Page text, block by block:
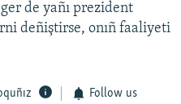
de yañı prezident
deñiştirse, onıñ faaliyeti
Follow us